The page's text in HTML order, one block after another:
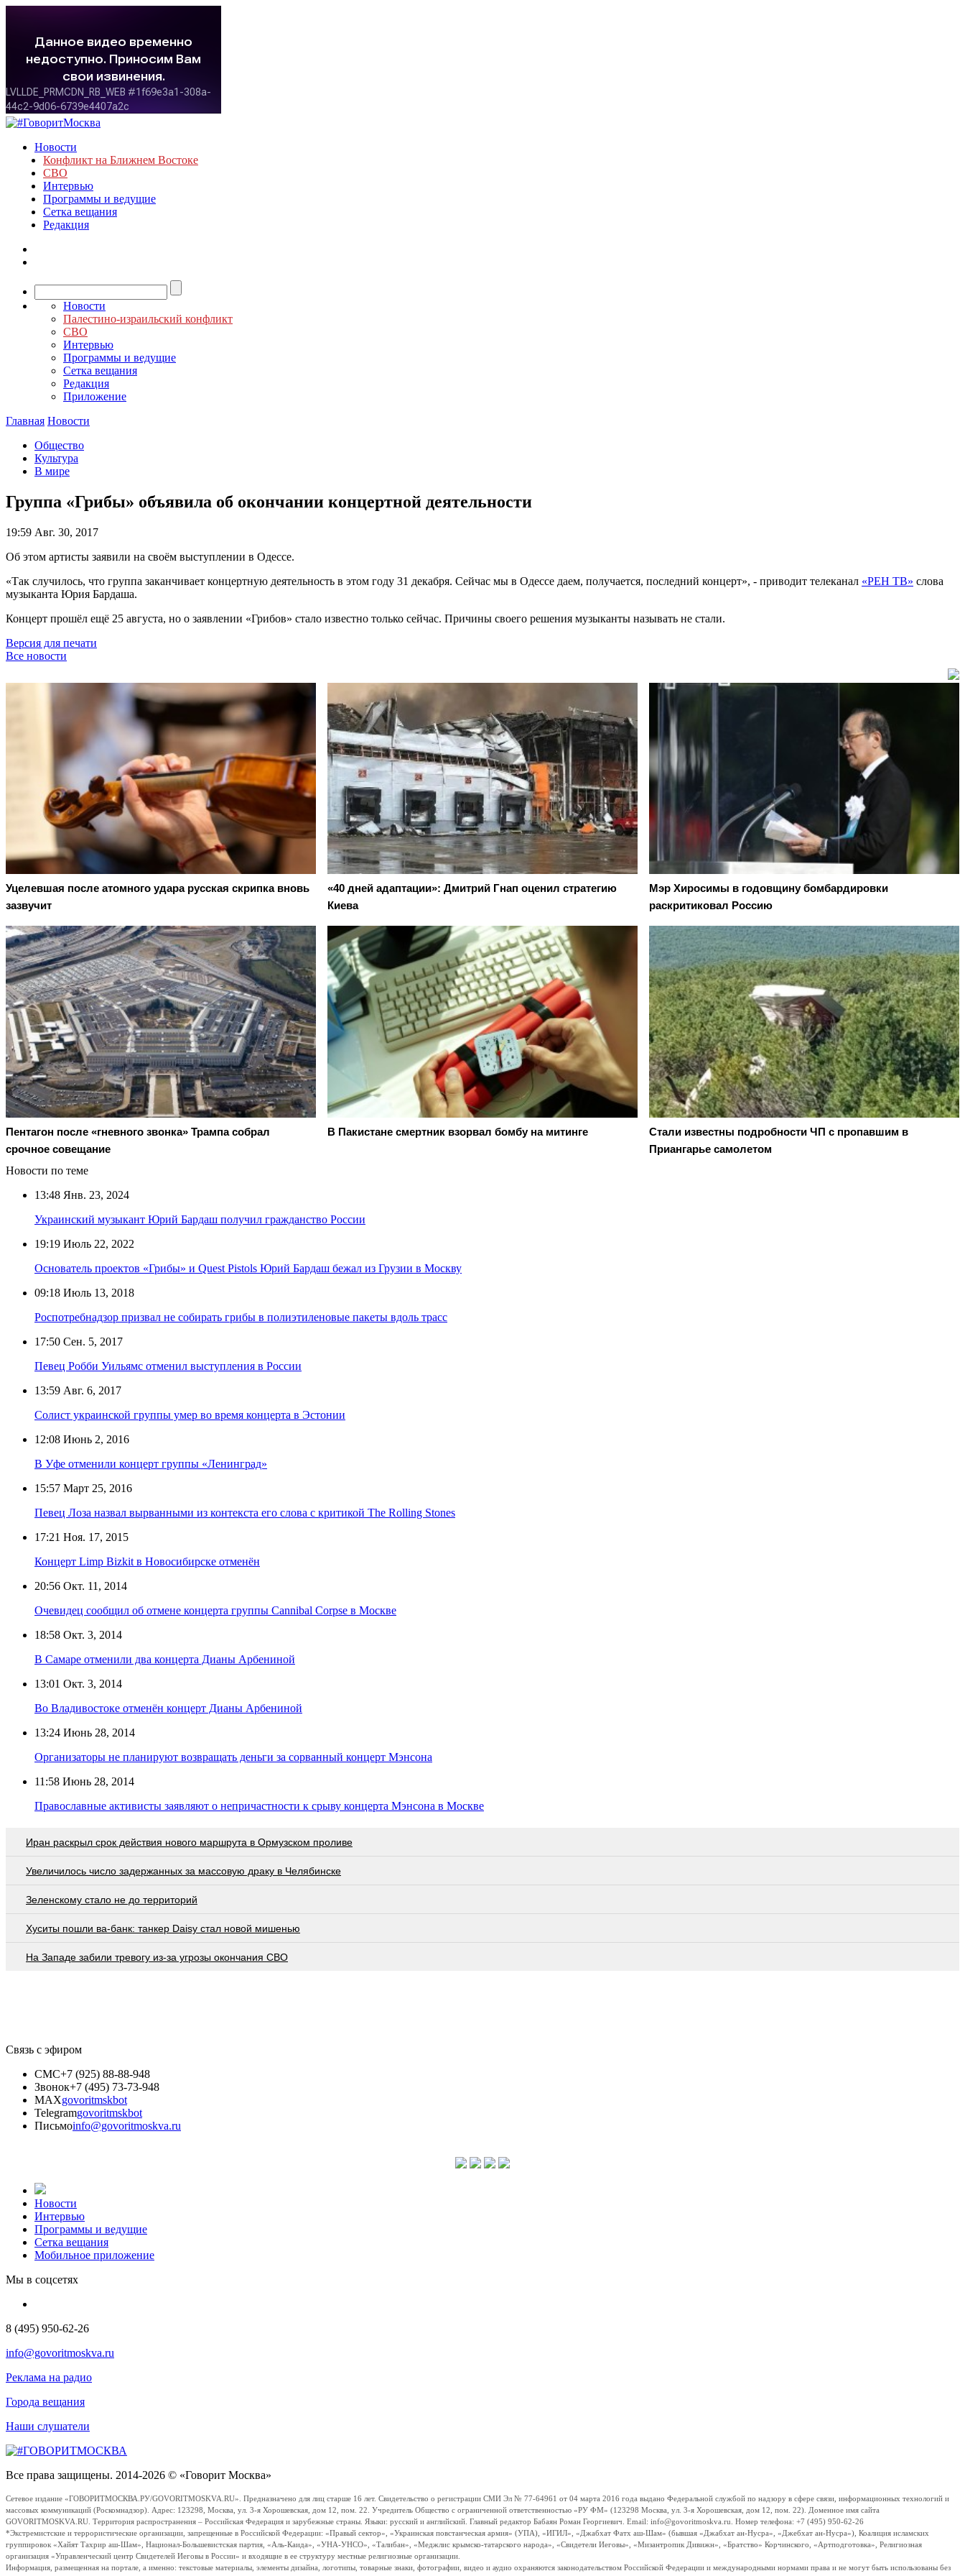
Новости
Конфликт на Ближнем Востоке
СВО
Интервью
Программы и ведущие
Сетка вещания
Редакция
Новости
Палестино-израильский конфликт
СВО
Интервью
Программы и ведущие
Сетка вещания
Редакция
Приложение
Главная Новости
Общество
Культура
В мире
Группа «Грибы» объявила об окончании концертной деятельности
19:59 Авг. 30, 2017
Об этом артисты заявили на своём выступлении в Одессе.
«Так случилось, что группа заканчивает концертную деятельность в этом году 31 декабря. Сейчас мы в Одессе даем, получается, последний концерт», - приводит телеканал «РЕН ТВ» слова
музыканта Юрия Бардаша.
Концерт прошёл ещё 25 августа, но о заявлении «Грибов» стало известно только сейчас. Причины своего решения музыканты называть не стали.
Версия для печати
Все новости
Уцелевшая после атомного удара русская скрипка вновь
зазвучит
«40 дней адаптации»: Дмитрий Гнап оценил стратегию
Киева
Мэр Хиросимы в годовщину бомбардировки
раскритиковал Россию
Пентагон после «гневного звонка» Трампа собрал
срочное совещание
В Пакистане смертник взорвал бомбу на митинге
Стали известны подробности ЧП с пропавшим в
Приангарье самолетом
Новости по теме
13:48 Янв. 23, 2024
Украинский музыкант Юрий Бардаш получил гражданство России
19:19 Июль 22, 2022
Основатель проектов «Грибы» и Quest Pistols Юрий Бардаш бежал из Грузии в Москву
09:18 Июль 13, 2018
Роспотребнадзор призвал не собирать грибы в полиэтиленовые пакеты вдоль трасс
17:50 Сен. 5, 2017
Певец Робби Уильямс отменил выступления в России
13:59 Авг. 6, 2017
Солист украинской группы умер во время концерта в Эстонии
12:08 Июнь 2, 2016
В Уфе отменили концерт группы «Ленинград»
15:57 Март 25, 2016
Певец Лоза назвал вырванными из контекста его слова с критикой The Rolling Stones
17:21 Ноя. 17, 2015
Концерт Limp Bizkit в Новосибирске отменён
20:56 Окт. 11, 2014
Очевидец сообщил об отмене концерта группы Cannibal Corpse в Москве
18:58 Окт. 3, 2014
В Самаре отменили два концерта Дианы Арбениной
13:01 Окт. 3, 2014
Во Владивостоке отменён концерт Дианы Арбениной
13:24 Июнь 28, 2014
Организаторы не планируют возвращать деньги за сорванный концерт Мэнсона
11:58 Июнь 28, 2014
Православные активисты заявляют о непричастности к срыву концерта Мэнсона в Москве
Иран раскрыл срок действия нового маршрута в Ормузском проливе
Увеличилось число задержанных за массовую драку в Челябинске
Зеленскому стало не до территорий
Хуситы пошли ва-банк: танкер Daisy стал новой мишенью
На Западе забили тревогу из-за угрозы окончания СВО
Связь с эфиром
СМС+7 (925) 88-88-948
Звонок+7 (495) 73-73-948
MAXgovoritmskbot
Telegramgovoritmskbot
Письмоinfo@govoritmoskva.ru
Новости
Интервью
Программы и ведущие
Сетка вещания
Мобильное приложение
Мы в соцсетях
8 (495) 950-62-26
info@govoritmoskva.ru
Реклама на радио
Города вещания
Наши слушатели
Все права защищены. 2014-2026 © «Говорит Москва»
Сетевое издание «ГОВОРИТМОСКВА.РУ/GOVORITMOSKVA.RU». Предназначено для лиц старше 16 лет. Свидетельство о регистрации СМИ Эл № 77-64961 от 04 марта 2016 года выдано Федеральной службой по надзору в сфере связи, информационных технологий и
массовых коммуникаций (Роскомнадзор). Адрес: 123298, Москва, ул. 3-я Хорошевская, дом 12, пом. 22. Учредитель Общество с ограниченной ответственностью «РУ ФМ» (123298 Москва, ул. 3-я Хорошевская, дом 12, пом. 22). Доменное имя сайта
GOVORITMOSKVA.RU. Территория распространения – Российская Федерация и зарубежные страны. Языки: русский и английский. Главный редактор Бабаян Роман Георгиевич. Email: info@govoritmoskva.ru. Номер телефона: +7 (495) 950-62-26
*Экстремистские и террористические организации, запрещенные в Российской Федерации: «Правый сектор», «Украинская повстанческая армия» (УПА), «ИГИЛ», «Джабхат Фатх аш-Шам» (бывшая «Джабхат ан-Нусра», «Джебхат ан-Нусра»), Коалиция исламских
группировок «Хайят Тахрир аш-Шам», Национал-Большевистская партия, «Аль-Каида», «УНА-УНСО», «Талибан», «Меджлис крымско-татарского народа», «Свидетели Иеговы», «Мизантропик Дивижн», «Братство» Корчинского, «Артподготовка», Религиозная
организация «Управленческий центр Свидетелей Иеговы в России» и входящие в ее структуру местные религиозные организации.
Информация, размещенная на портале, а именно: текстовые материалы, элементы дизайна, логотипы, товарные знаки, фотографии, видео и аудио охраняются законодательством Российской Федерации и международными нормами права и не могут быть использованы без